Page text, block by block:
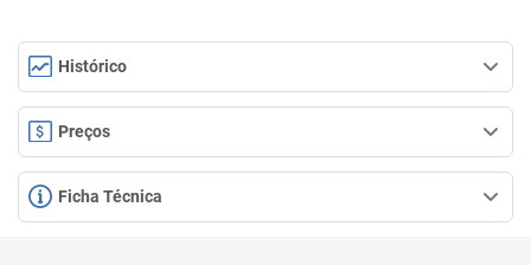
Histórico
Preços
Ficha Técnica